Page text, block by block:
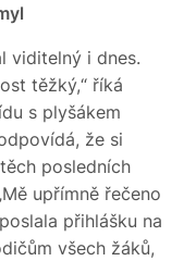
viditelný i dnes.
těžký,“ říká
s plyšákem
že si
posledních
upřímně řečeno
přihlášku na
všech žáků,